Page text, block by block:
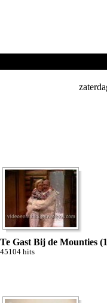
Te Gast Bij de Mounties
45104 hits